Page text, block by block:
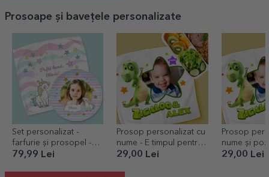
Prosoape și bavețele personalizate
Set personalizat -
farfurie și prosopel -
Unicorn
79,99 Lei
Prosop personalizat cu
nume - E timpul pentru
masă cu TraLaLa
29,00 Lei
Prosop
nume și
Zigaloo
29,00 Lei